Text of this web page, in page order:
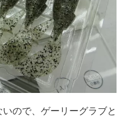
ので、ゲーリーグラブと